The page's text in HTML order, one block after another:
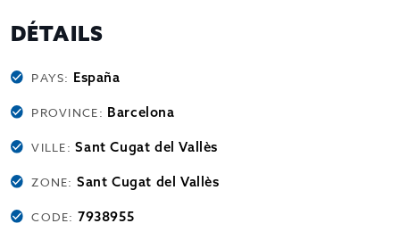
DÉTAILS
PAYS: España
PROVINCE: Barcelona
VILLE:Sant Cugat del Vallès
ZONE:Sant Cugat del Vallès
CODE:7938955